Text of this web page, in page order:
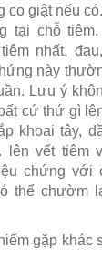
co giật nếu có.
tại chỗ
nhất,
này
Lưu ý
cứ thứ gì
khoai tây,
lên vết tiêm
chứng với
thể chườm
gặp khác